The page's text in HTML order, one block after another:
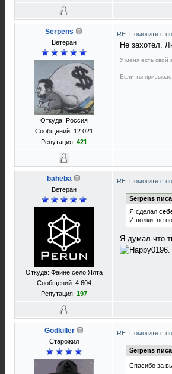
Serpens
Ветеран
Откуда: Россия
Сообщений: 12 021
Репутация: 421
RE: Помогите с
Не захотел.
У меня есть свой
Если ты
baheba
Ветеран
Откуда: Файне село Ялта
Сообщений: 4 604
Репутация: 197
RE: Помогите с
Serpens
Я сделал
И полки, не
Я думал что
Godkiller
Старожил
RE: Помогите с
Serpens
Спасибо за